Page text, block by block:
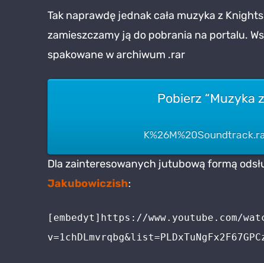
Tak naprawdę jednak cała muzyka z
zamieszczamy ją do pobrania na portalu.
spakowane w archiwum .rar
Pobierz “Muzyka
Dla zainteresowanych jutubową formą
Jakubowiczish:
[embedyt]https://www.youtube.com/